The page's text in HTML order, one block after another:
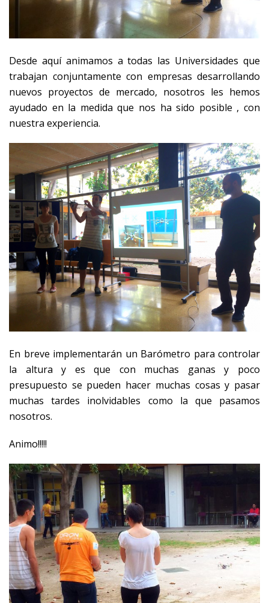
Desde aquí animamos a todas las Universidades que
trabajan conjuntamente con empresas desarrollando
nuevos proyectos de mercado, nosotros les hemos
ayudado en la medida que nos ha sido posible , con
nuestra experiencia.
En breve implementarán un Barómetro para controlar
la altura y es que con muchas ganas y poco
presupuesto se pueden hacer muchas cosas y pasar
muchas tardes inolvidables como la que pasamos
nosotros.
Animo!!!!!